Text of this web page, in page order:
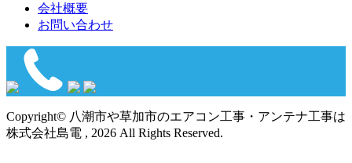
会社概要
お問い合わせ
Copyright© 八潮市や草加市のエアコン工事・アンテナ工事は
株式会社島電 , 2026 All Rights Reserved.